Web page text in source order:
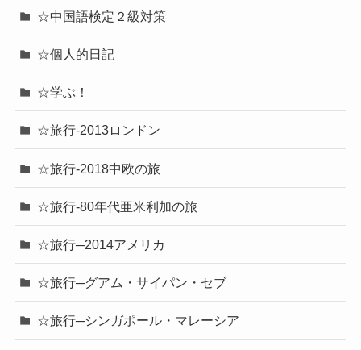
☆中国語検定２級対策
☆個人的日記
☆学ぶ！
☆旅行-2013ロンドン
☆旅行-2018中欧の旅
☆旅行-80年代亜米利加の旅
☆旅行─2014アメリカ
☆旅行─グアム・サイパン・セブ
☆旅行─シンガポール・マレーシア